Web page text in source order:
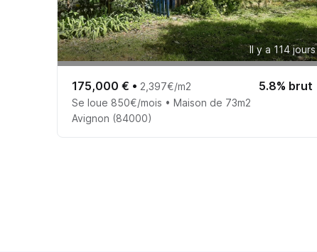
Il y a 114 jours
175,000 € • 2,397€/m2 5.8% brut
Se loue 850€/mois • Maison de 73m2
Avignon (84000)